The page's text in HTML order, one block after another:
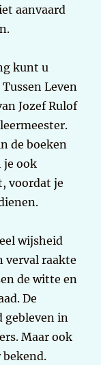
aanvaard
kunt u
Leven
Jozef Rulof
de boeken
je ook
voordat je
wijsheid
verval raakte
de witte en
De
gebleven in
Maar ook
bekend.